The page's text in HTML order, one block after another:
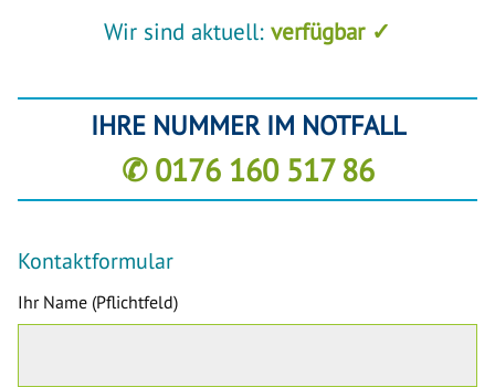
Wir sind aktuell: verfügbar ✓
IHRE NUMMER IM NOTFALL
✆ 0176 160 517 86
Kontaktformular
Ihr Name (Pflichtfeld)